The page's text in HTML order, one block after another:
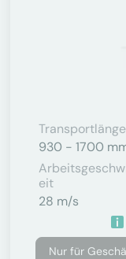
Transportlänge
930 - 1700
Eit
28 m/s
Nur für